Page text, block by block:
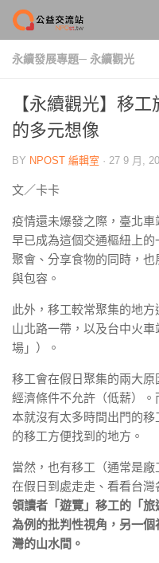
Skip to content
永續發展專題─ 永續觀光
【永續觀光】移
的多元想像
BY NPOST 編輯室 · 27 9 月,
文／卡卡
疫情還未爆發之際，臺北車
早已成為這個交通樞紐上
聚會、分享食物的同時，
與包容。
此外，移工較常聚集的地
山北路一帶，以及台中火
場」）。
移工會在假日聚集的兩大原
經濟條件不允許（低薪）
本就沒有太多時間出門的
的移工方便找到的地方。
當然，也有移工（通常是
在假日到處走走、看看台灣
領讀者「遊覽」移工的「
為例的批判性視角，另一
灣的山水間。